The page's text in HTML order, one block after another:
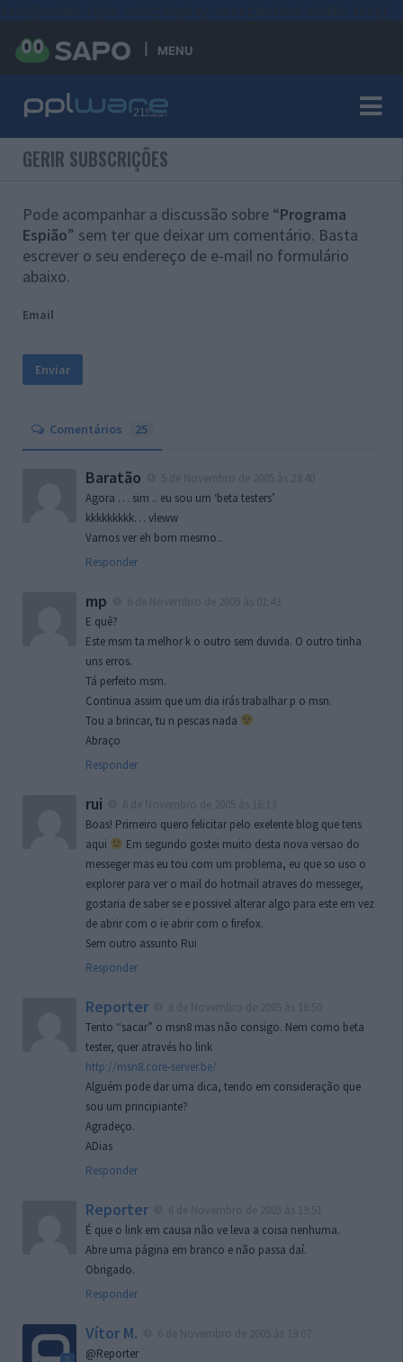
MENU
GERIR SUBSCRIÇÕES
Pode acompanhar a discussão sobre “Programa
Espião” sem ter que deixar um comentário. Basta
escrever o seu endereço de e-mail no formulário
abaixo.
Email
Comentários 25
Baratão
Agora … sim .. eu sou um ‘beta testers’
kkkkkkkkk… vleww
Vamos ver eh bom mesmo..
Responder
mp
E quê?
Este msm ta melhor k o outro sem duvida. O outro tinha
uns erros.
Tá perfeito msm.
Continua assim que um dia irás trabalhar p o msn.
Tou a brincar, tu n pescas nada
Abraço
Responder
rui
Boas! Primeiro quero felicitar pelo exelente blog que tens
aqui
Em segundo gostei muito desta nova versao do
messeger mas eu tou com um problema, eu que so uso o
explorer para ver o mail do hotmail atraves do messeger,
gostaria de saber se e possivel alterar algo para este em vez
de abrir com o ie abrir com o firefox.
Sem outro assunto Rui
Responder
Reporter
Tento “sacar” o msn8 mas não consigo. Nem como beta
tester, quer através ho link
http://msn8.core-server.be/
Alguém pode dar uma dica, tendo em consideração que
sou um principiante?
Agradeço.
ADias
Responder
Reporter
É que o link em causa não ve leva a coisa nenhuma.
Abre uma página em branco e não passa daí.
Obrigado.
Responder
Vítor M.
@Reporter